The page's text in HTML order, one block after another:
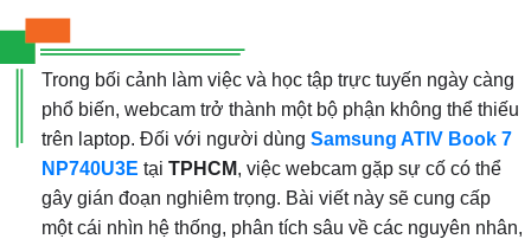
Trong bối cảnh làm việc và học tập trực tuyến ngày càng
phổ biến, webcam trở thành một bộ phận không thể thiếu
trên laptop. Đối với người dùng Samsung ATIV Book 7
NP740U3E tại TPHCM, việc webcam gặp sự cố có thể
gây gián đoạn nghiêm trọng. Bài viết này sẽ cung cấp
một cái nhìn hệ thống, phân tích sâu về các nguyên nhân,